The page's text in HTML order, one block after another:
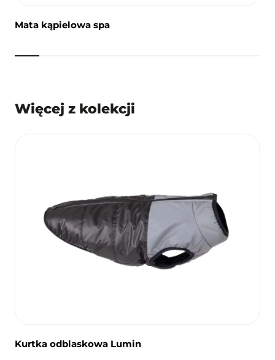
Mata kąpielowa spa
Więcej z kolekcji
Kurtka odblaskowa Lumin